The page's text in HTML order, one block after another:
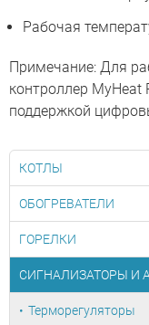
Рабочая
Примечание: Для
контроллер
поддержкой
КОТЛЫ
ОБОГРЕВАТЕЛИ
ГОРЕЛКИ
СИГНАЛИЗАТОРЫ И
Терморегуляторы